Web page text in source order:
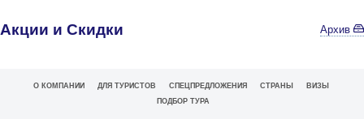
Акции и Скидки Архив
О КОМПАНИИ ДЛЯ ТУРИСТОВ СПЕЦПРЕДЛОЖЕНИЯ СТРАНЫ
ВИЗЫ
ПОДБОР ТУРА